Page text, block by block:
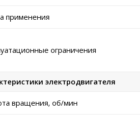
применения
ограничения
электродвигателя
вращения, об/мин